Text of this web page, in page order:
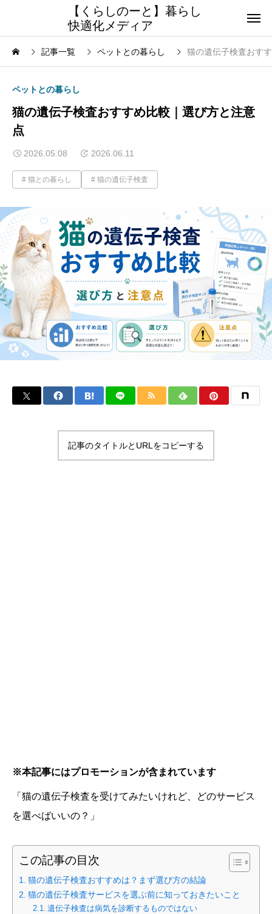
【くらしのーと】暮らし
快適化メディア
記事一覧 ペットとの暮らし 猫の遺伝子検査おす
ペットとの暮らし
猫の遺伝子検査おすすめ比較｜選び方と注意
点
2026.05.08 2026.06.11
猫との暮らし 猫の遺伝子検査
記事のタイトルとURLをコピーする
※本記事にはプロモーションが含まれています
「猫の遺伝子検査を受けてみたいけれど、どのサービス
を選べばいいの？」
この記事の目次
猫の遺伝子検査おすすめは？まず選び方の結論
猫の遺伝子検査サービスを選ぶ前に知っておきたいこと
遺伝子検査は病気を診断するものではない